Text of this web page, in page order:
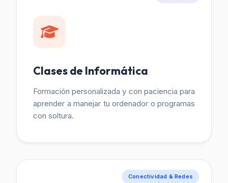
Clases de Informática
Formación personalizada y con paciencia para
aprender a manejar tu ordenador o programas
con soltura.
Conectividad & Redes